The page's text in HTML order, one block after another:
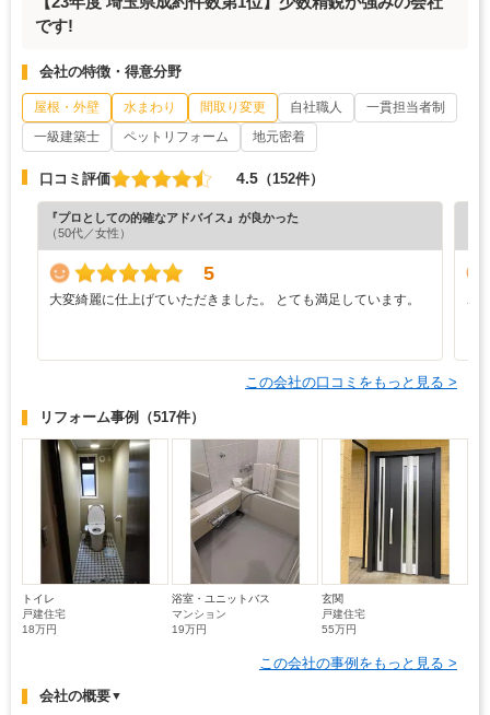
です!
会社の特徴・得意分野
屋根・外壁 水まわり 間取り変更 自社職人
一貫担当者制
一級建築士
ペットリフォーム 地元密着
口コミ評価 4.5 （152件）
『プロとしての的確なアドバイス』が良かった
（50代／女性）
5
大変綺麗に仕上げていただきました。 とても満足しています。 ご
この会社の口コミをもっと見る >
リフォーム事例 （517件）
トイレ
戸建住宅
18万円
浴室・ユニットバス
マンション
19万円
玄関
戸建住宅
55万円
この会社の事例をもっと見る >
会社の概要▼